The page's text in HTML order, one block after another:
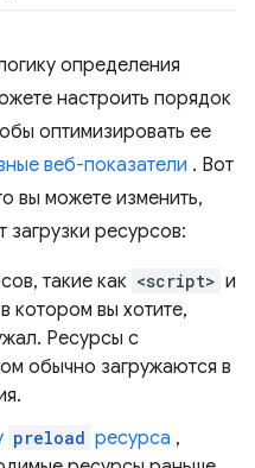
определения
настроить порядок
оптимизировать ее
веб-показатели . Вот
вы можете изменить,
загрузки ресурсов:
такие как <script> и
котором вы хотите,
Ресурсы с
обычно загружаются в
preload ресурса ,